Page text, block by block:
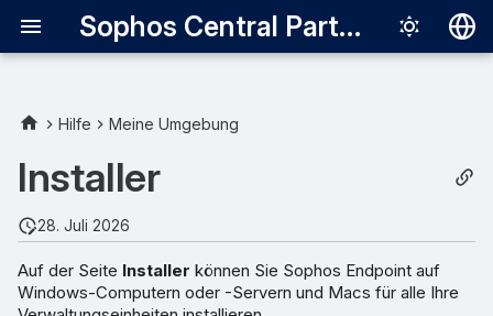
Sophos Central Partner
Italiano
日本語
Hilfe Meine Umgebung
Installer
28. Juli 2026
Auf der Seite Installer können Sie Sophos Endpoint auf
Windows-Computern oder -Servern und Macs für alle Ihre